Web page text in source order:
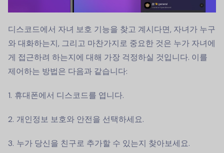
디스코드에서 자녀 보호 기능을 찾고 계시다면, 자녀가 누구
와 대화하는지, 그리고 마찬가지로 중요한 것은 누가 자녀에
게 접근하려 하는지에 대해 가장 걱정하실 것입니다. 이를
제어하는 방법은 다음과 같습니다:
휴대폰에서 디스코드를 엽니다.
개인정보 보호와 안전을 선택하세요.
누가 당신을 친구로 추가할 수 있는지 찾아보세요.